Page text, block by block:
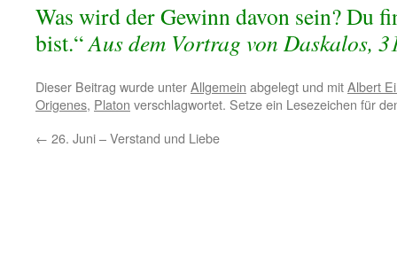
Was wird der Gewinn davon sein? Du
bist.“Aus dem Vortrag von Daskalos,
Dieser Beitrag wurde unterAllgemein abgelegt und mitAlbert
Origenes, Platon verschlagwortet. Setze ein Lesezeichen für
← 26. Juni – Verstand und Liebe